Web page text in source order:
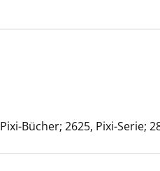
Pixi-Bücher; 2625, Pixi-Serie;